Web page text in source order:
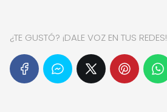
¿TE GUSTÓ? ¡DALE VOZ EN TUS REDES!